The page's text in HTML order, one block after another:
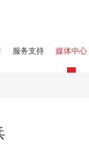
服务支持 媒体中心